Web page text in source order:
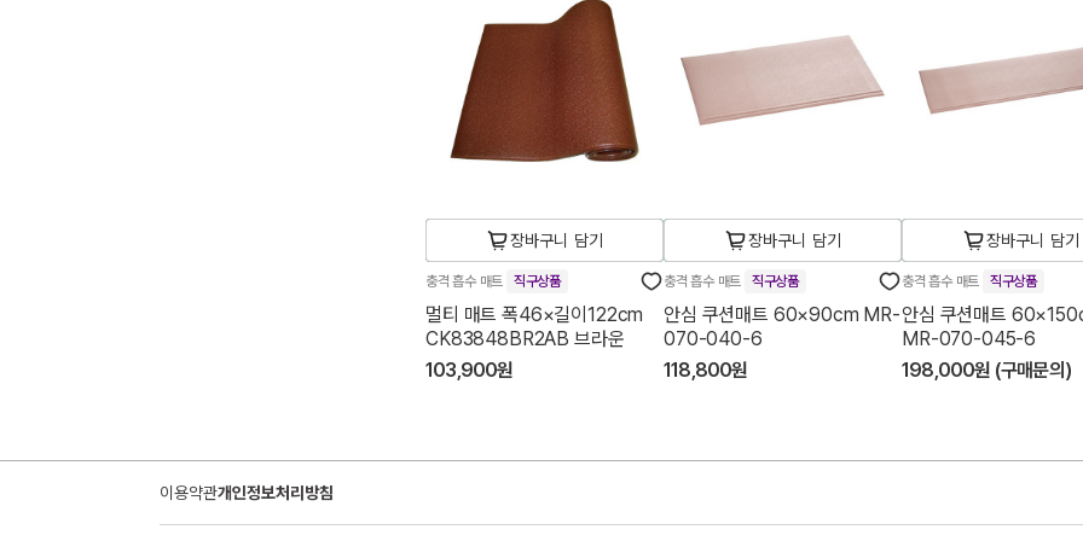
장바구니 담기
충격 흡수 매트 직구상품
멀티 매트 폭46×길이122cm
CK83848BR2AB 브라운
103,900원
장바구니 담기
충격 흡수 매트 직구상품
안심 쿠션매트 60×90cm MR-
070-040-6
118,800원
장바구니 담기
충격 흡수 매트 직구상품
안심 쿠션매트
MR-070-045-6
198,000원 (구매문의)
이용약관개인정보처리방침